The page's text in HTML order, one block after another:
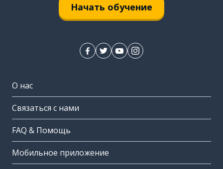
Начать обучение
О нас
Связаться с нами
FAQ & Помощь
Мобильное приложение